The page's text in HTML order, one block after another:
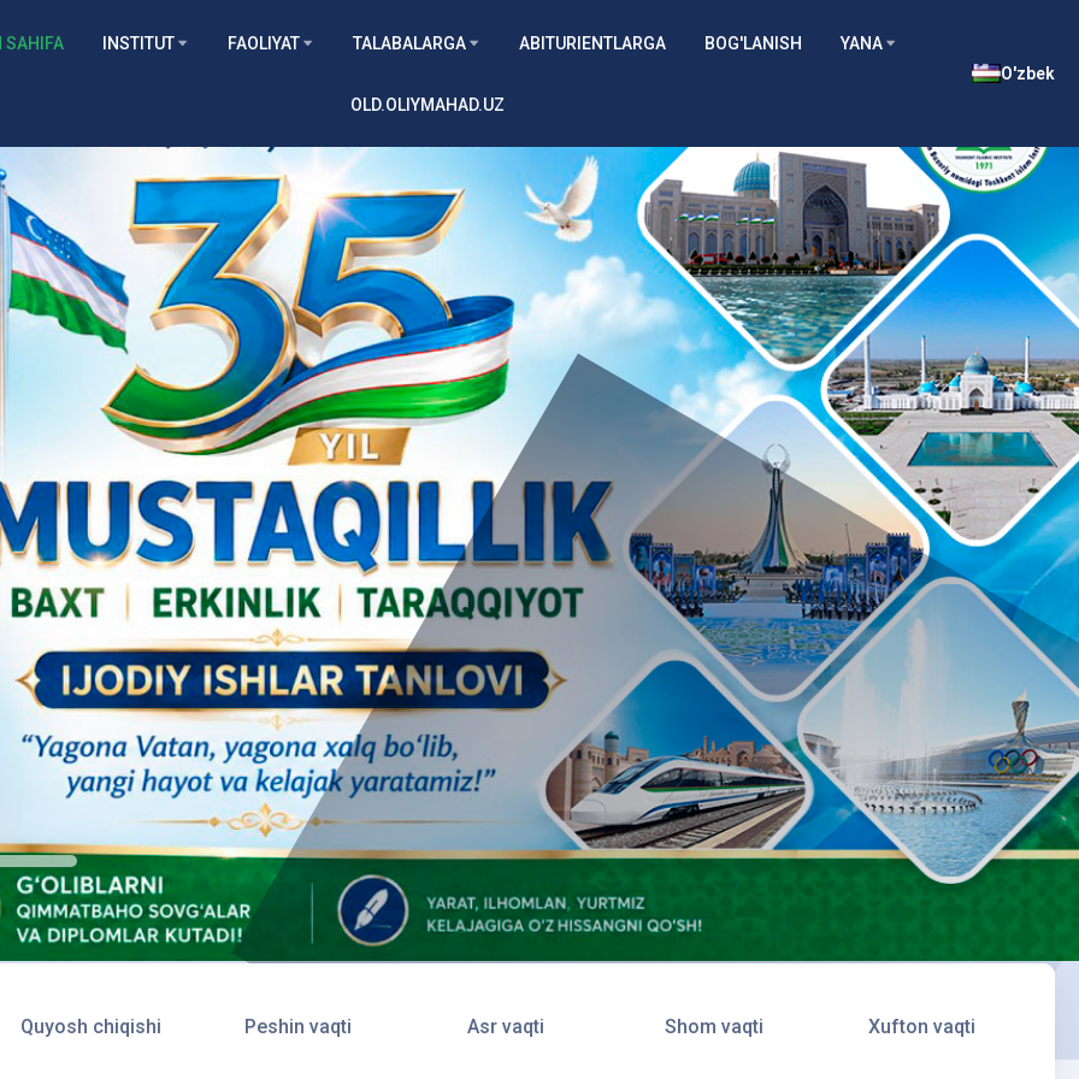
SAHIFA INSTITUT FAOLIYAT TALABALARGA ABITURIENTLARGA BOG'LANISH YANA
OLD.OLIYMAHAD.UZ
O'zbek
Quyosh chiqishi Peshin vaqti Asr vaqti Shom vaqti Xufton vaqti